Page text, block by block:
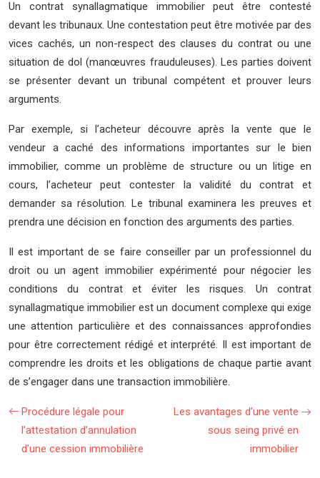
Un contrat synallagmatique immobilier peut être contesté
devant les tribunaux. Une contestation peut être motivée par des
vices cachés, un non-respect des clauses du contrat ou une
situation de dol (manœuvres frauduleuses). Les parties doivent
se présenter devant un tribunal compétent et prouver leurs
arguments.
Par exemple, si l’acheteur découvre après la vente que le
vendeur a caché des informations importantes sur le bien
immobilier, comme un problème de structure ou un litige en
cours, l’acheteur peut contester la validité du contrat et
demander sa résolution. Le tribunal examinera les preuves et
prendra une décision en fonction des arguments des parties.
Il est important de se faire conseiller par un professionnel du
droit ou un agent immobilier expérimenté pour négocier les
conditions du contrat et éviter les risques. Un contrat
synallagmatique immobilier est un document complexe qui exige
une attention particulière et des connaissances approfondies
pour être correctement rédigé et interprété. Il est important de
comprendre les droits et les obligations de chaque partie avant
de s’engager dans une transaction immobilière.
Procédure légale pour
l’attestation d’annulation
d’une cession immobilière
Les avantages d’une vente
sous seing privé en
immobilier